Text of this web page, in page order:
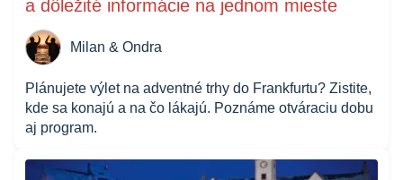
a dôležité informácie na jednom mieste
Milan & Ondra
Plánujete výlet na adventné trhy do Frankfurtu? Zistite,
kde sa konajú a na čo lákajú. Poznáme otváraciu dobu
aj program.